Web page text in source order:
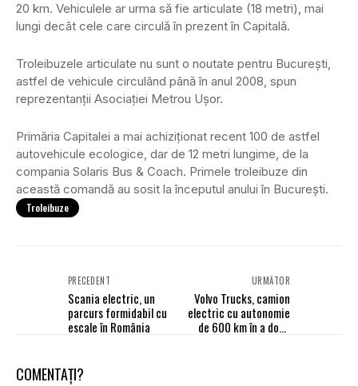
20 km. Vehiculele ar urma să fie articulate (18 metri), mai
lungi decât cele care circulă în prezent în Capitală.
Troleibuzele articulate nu sunt o noutate pentru București,
astfel de vehicule circulând până în anul 2008, spun
reprezentanții Asociației Metrou Ușor.
Primăria Capitalei a mai achiziționat recent 100 de astfel
autovehicule ecologice, dar de 12 metri lungime, de la
compania Solaris Bus & Coach. Primele troleibuze din
această comandă au sosit la începutul anului în București.
Troleibuze
PRECEDENT
Scania electric, un
parcurs formidabil cu
escale în România
URMĂTOR
Volvo Trucks, camion
electric cu autonomie
de 600 km în a doua
COMENTAȚI?